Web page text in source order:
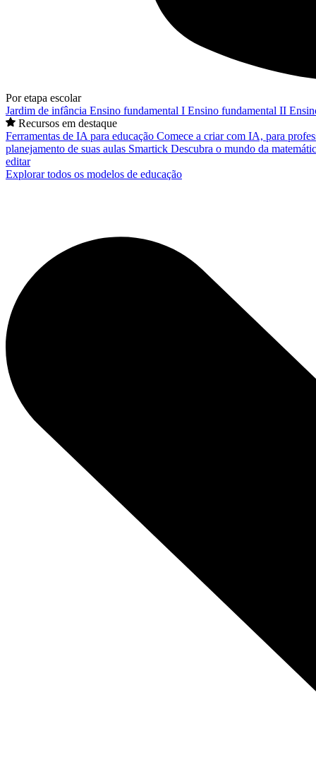
Por etapa escolar
Jardim de infância Ensino fundamental I Ensino fundamental II
Recursos em destaque
Ferramentas de IA para educação Comece a criar com IA, para
planejamento de suas aulas Smartick Descubra o mundo da
editar
Explorar todos os modelos de educação